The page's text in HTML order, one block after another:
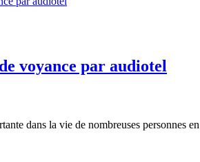
voyance par audiotel
dans la vie de nombreuses personnes